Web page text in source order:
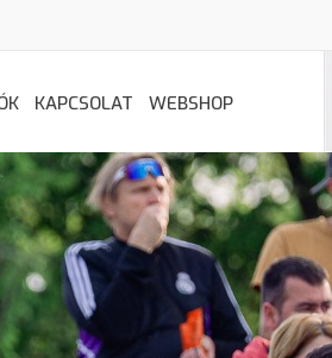
KAPCSOLAT WEBSHOP